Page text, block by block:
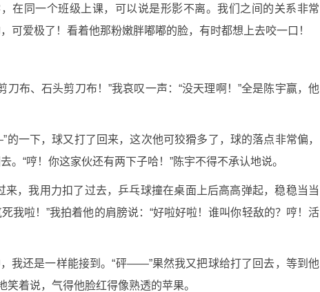
同一个班级上课，可以说是形影不离。我们之间的关系非常
爱极了！看着他那粉嫩胖嘟嘟的脸，有时都想上去咬一口！
布、石头剪刀布！”我哀叹一声：“没天理啊！”全是陈宇赢，他
一下，球又打了回来，这次他可狡猾多了，球的落点非常偏，
“哼！你这家伙还有两下子哈！”陈宇不得不承认地说。
，我用力扣了过去，乒乓球撞在桌面上后高高弹起，稳稳当当
我啦！”我拍着他的肩膀说：“好啦好啦！谁叫你轻敌的？哼！活
我还是一样能接到。“砰——”果然我又把球给打了回去，等到他
着说，气得他脸红得像熟透的苹果。